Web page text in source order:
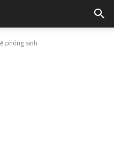
phóng sinh